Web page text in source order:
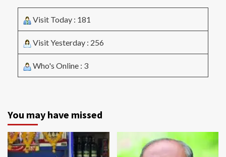
Visit Today : 181
Visit Yesterday : 256
Who's Online : 3
You may have missed